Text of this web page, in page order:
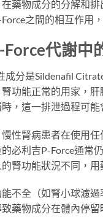
藥物成分的分解和
之間的相互作用
代謝中
成分是Sildenafil
功能正常的用家，
，這一排泄過程可
性腎病患者在使用
必利吉P-Force通常
腎功能狀況不同，用
不全（如腎小球濾
藥物成分在體內停